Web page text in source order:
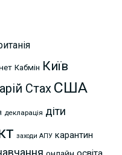
Кабмін Київ
Стах США
декларація діти
заходи АПУ карантин